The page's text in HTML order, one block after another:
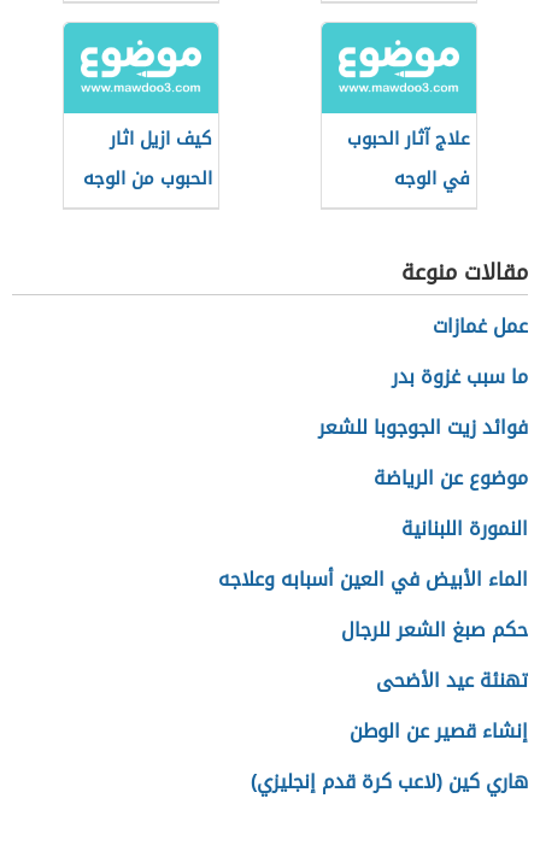
الظهور
علاج آثار الحبوب
في الوجه
كيف ازيل اثار
الحبوب من الوجه
مقالات منوعة
عمل غمازات
ما سبب غزوة بدر
فوائد زيت الجوجوبا للشعر
موضوع عن الرياضة
النمورة اللبنانية
الماء الأبيض في العين أسبابه وعلاجه
حكم صبغ الشعر للرجال
تهنئة عيد الأضحى
إنشاء قصير عن الوطن
هاري كين (لاعب كرة قدم إنجليزي)